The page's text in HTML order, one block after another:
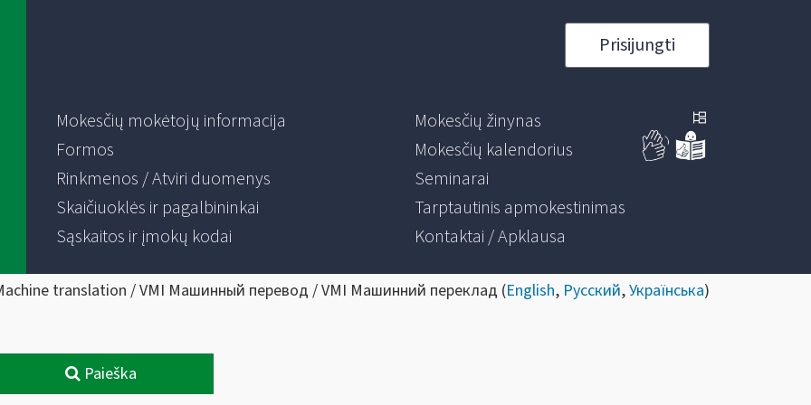
Prisijungti
Mokesčių mokėtojų informacija
Formos
Rinkmenos / Atviri duomenys
Skaičiuoklės ir pagalbininkai
Sąskaitos ir įmokų kodai
Mokesčių žinynas
Mokesčių kalendorius
Seminarai
Tarptautinis apmokestinimas
Kontaktai / Apklausa
translation / VMI Машинный перевод / VMI Машинний переклад (English, Русский,Українська)
Paieška